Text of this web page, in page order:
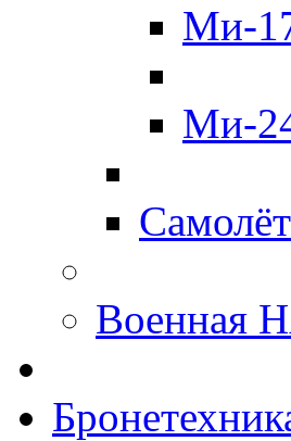
Ми-
Ми-
Военная